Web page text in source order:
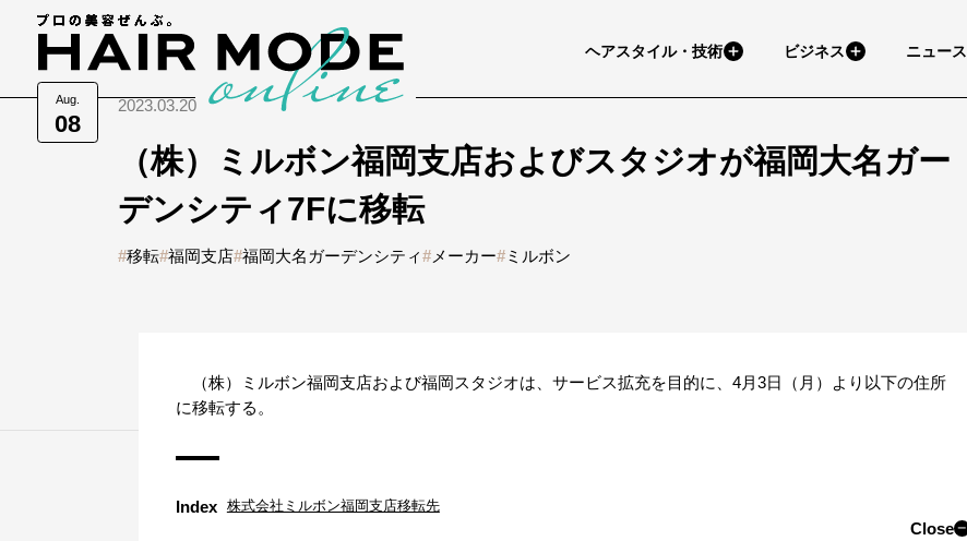
Aug.
08
ヘアスタイル・技術 ビジネス ニュース
2023.03.20
（株）ミルボン福岡支店およびスタジオが福岡大名ガー
デンシティ7Fに移転
#移転#福岡支店#福岡大名ガーデンシティ# メーカー#ミルボン
（株）ミルボン福岡支店および福岡スタジオは、サービス拡充を目的に、4月3日（月）より以下の住所
に移転する。
Index
Close
株式会社ミルボン福岡支店移転先